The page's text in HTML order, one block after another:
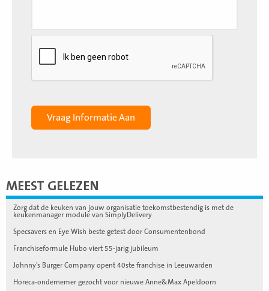
MEEST GELEZEN
Zorg dat de keuken van jouw organisatie toekomstbestendig is met de
keukenmanager module van SimplyDelivery
Specsavers en Eye Wish beste getest door Consumentenbond
Franchiseformule Hubo viert 55-jarig jubileum
Johnny’s Burger Company opent 40ste franchise in Leeuwarden
Horeca-ondernemer gezocht voor nieuwe Anne&Max Apeldoorn